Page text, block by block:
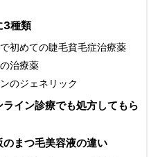
3種類
初めての睫毛貧毛症治療薬
治療薬
のジェネリック
イン診療でも処方してもら
まつ毛美容液の違い